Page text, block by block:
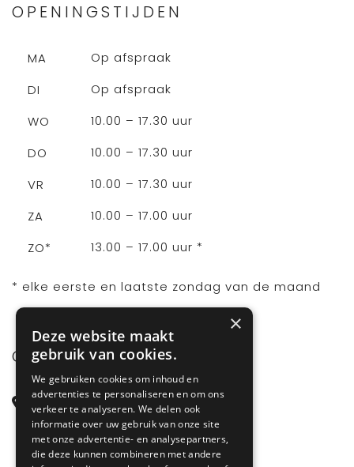
OPENINGSTIJDEN
MA
Op afspraak
DI
Op afspraak
WO
10.00 – 17.30 uur
DO
10.00 – 17.30 uur
VR
10.00 – 17.30 uur
ZA
10.00 – 17.00 uur
ZO*
13.00 – 17.00 uur *
* elke eerste en laatste zondag van de maand
CONTACT
Steenstraat 71
6828 CD Arnhem
Gelderland
×
Deze website maakt
gebruik van cookies.
We gebruiken cookies om inhoud en
advertenties te personaliseren en om ons
verkeer te analyseren. We delen ook
informatie over uw gebruik van onze site
met onze advertentie- en analysepartners,
die deze kunnen combineren met andere